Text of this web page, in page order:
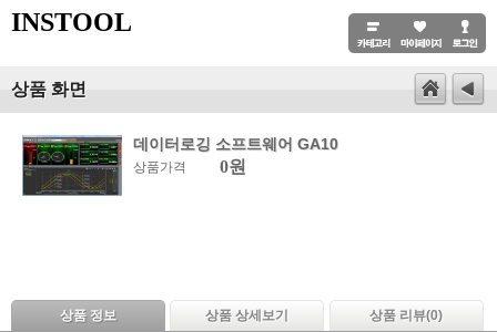
INSTOOL
상품 화면
데이터로깅 소프트웨어 GA10
상품가격 0원
상품 정보 상품 상세보기 상품 리뷰(0)